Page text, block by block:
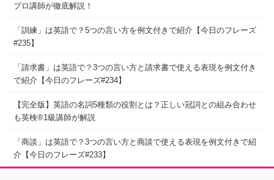
プロ講師が徹底解説！
「訓練」は英語で？5つの言い方を例文付きで紹介【今日のフレーズ
#235】
「請求書」は英語で？3つの言い方と請求書で使える表現を例文付き
で紹介【今日のフレーズ#234】
【完全版】英語の名詞5種類の役割とは？正しい冠詞との組み合わせ
も英検®1級講師が解説
「商談」は英語で？3つの言い方と商談で使える表現を例文付きで紹
介【今日のフレーズ#233】